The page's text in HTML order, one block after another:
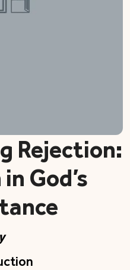
Rejection:
God’s